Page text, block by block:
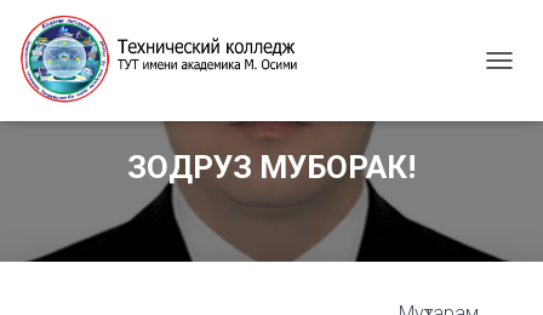
G
V
ЗОДРУЗ МУБОРАК!